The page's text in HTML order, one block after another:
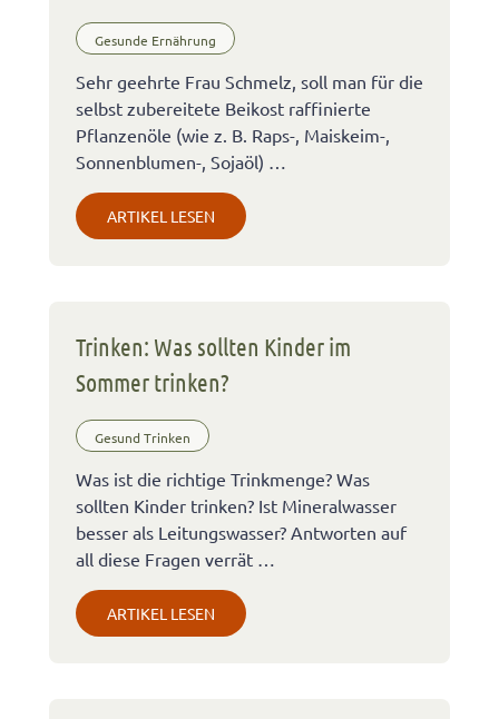
Gesunde Ernährung
Sehr geehrte Frau Schmelz, soll man für die
selbst zubereitete Beikost raffinierte
Pflanzenöle (wie z. B. Raps-, Maiskeim-,
Sonnenblumen-, Sojaöl) …
ARTIKEL LESEN
Trinken: Was sollten Kinder im
Sommer trinken?
Gesund Trinken
Was ist die richtige Trinkmenge? Was
sollten Kinder trinken? Ist Mineralwasser
besser als Leitungswasser? Antworten auf
all diese Fragen verrät …
ARTIKEL LESEN